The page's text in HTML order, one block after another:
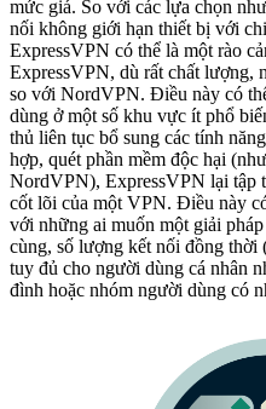
mức giá. So với các lựa chọn
nối không giới hạn thiết bị với
ExpressVPN có thể là một rào
ExpressVPN, dù rất chất lượng,
so với NordVPN. Điều này có
dùng ở một số khu vực ít phổ
thủ liên tục bổ sung các tính
hợp, quét phần mềm độc hại
NordVPN), ExpressVPN lại tập
cốt lõi của một VPN. Điều này
với những ai muốn một giải
cùng, số lượng kết nối đồng
tuy đủ cho người dùng cá nhân
đình hoặc nhóm người dùng có